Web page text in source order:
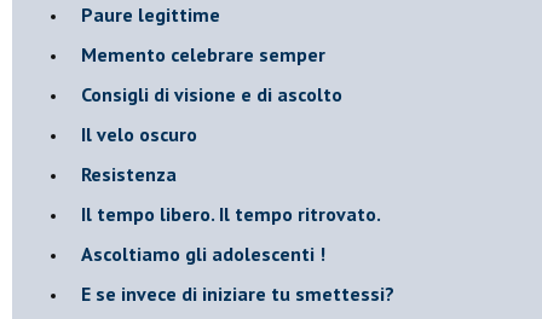
Paure legittime
​Memento celebrare semper
​Consigli di visione e di ascolto
​Il velo oscuro
Resistenza
​Il tempo libero. Il tempo ritrovato.
Ascoltiamo gli adolescenti !
​E se invece di iniziare tu smettessi?